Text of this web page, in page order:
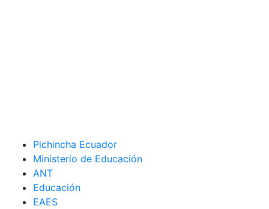
Pichincha Ecuador
Ministerio de Educación
ANT
Educación
EAES